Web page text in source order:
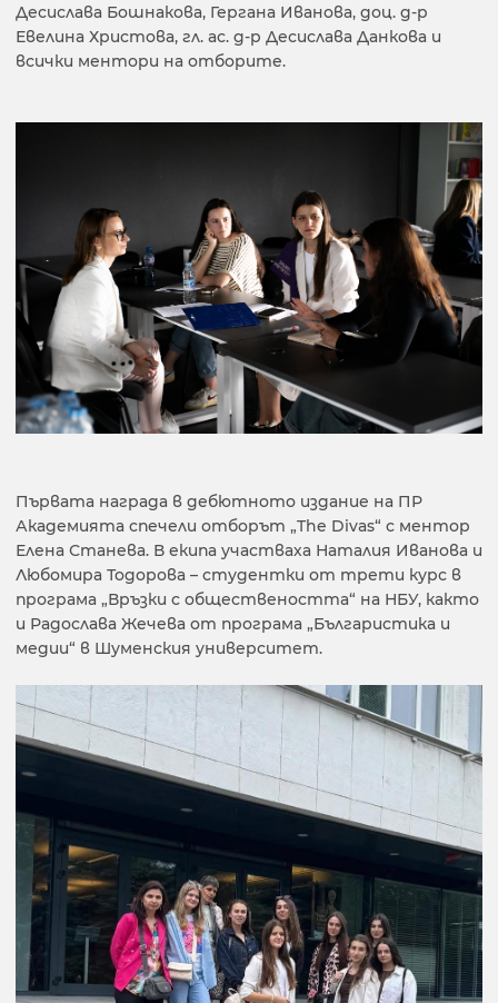
Десислава Бошнакова, Гергана Иванова, доц. д-р
Евелина Христова, гл. ас. д-р Десислава Данкова и
всички ментори на отборите.
Първата награда в дебютното издание на ПР
Академията спечели отборът „The Divas“ с ментор
Елена Станева. В екипа участваха Наталия Иванова и
Любомира Тодорова – студентки от трети курс в
програма „Връзки с обществеността“ на НБУ, както
и Радослава Жечева от програма „Българистика и
медии“ в Шуменския университет.